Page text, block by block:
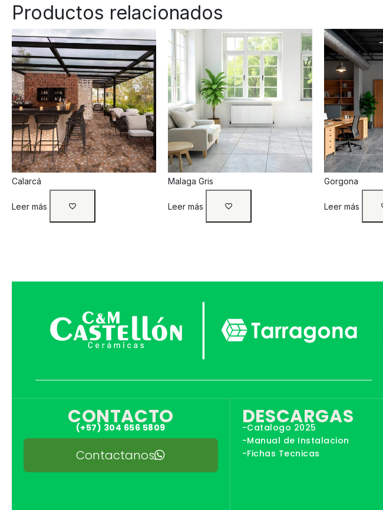
Productos relacionados
Calarcá
Leer más
Malaga Gris
Leer más
Gorgona
Leer más
CONTACTO
(+57) 304 656 5809
Contactanos
DESCARGAS
-Catalogo 2025
-Manual de Instalacion
-Fichas Tecnicas